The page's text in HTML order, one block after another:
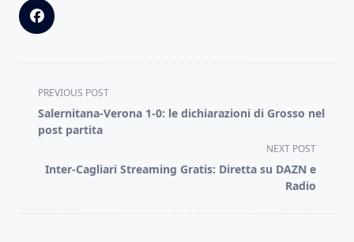
<span
class="nav-
subtitle
reader-
PREVIOUS POST
Salernitana-Verona 1-0: le dichiarazioni di Grosso nel
post partita
NEXT POST
Inter-Cagliari Streaming Gratis: Diretta su DAZN e
Radio